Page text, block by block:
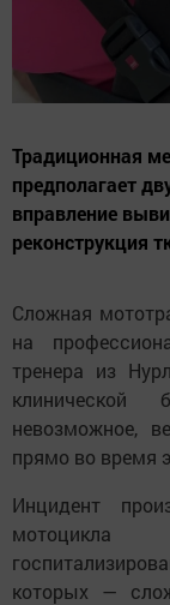
Традиционная
предполагает
вправление
реконструкция
Сложная
на
тренера из
клинической
невозможное,
прямо во время
Инцидент
мотоцикла
которых —